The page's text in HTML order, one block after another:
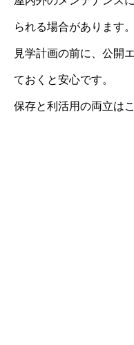
られる場合があります。
見学計画の前に、公開
ておくと安心です。
保存と利活用の両立は